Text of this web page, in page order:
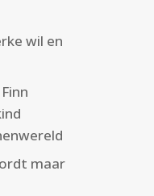
wil en
maar